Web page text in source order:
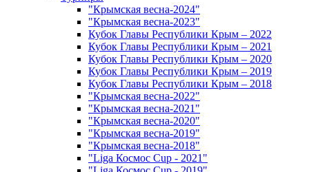
"Крымская весна-2024"
"Крымская весна-2023"
Кубок Главы Республики Крым – 2022
Кубок Главы Республики Крым – 2021
Кубок Главы Республики Крым – 2020
Кубок Главы Республики Крым – 2019
Кубок Главы Республики Крым – 2018
"Крымская весна-2022"
"Крымская весна-2021"
"Крымская весна-2020"
"Крымская весна-2019"
"Крымская весна-2018"
"Liga Космос Cup - 2021"